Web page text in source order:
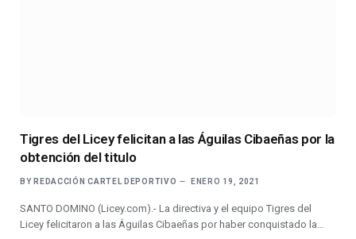
Tigres del Licey felicitan a las Águilas Cibaeñas por la
obtención del titulo
BY REDACCIÓN CARTEL DEPORTIVO ENERO 19, 2021
SANTO DOMINO (Licey.com).- La directiva y el equipo Tigres del
Licey felicitaron a las Águilas Cibaeñas por haber conquistado la…